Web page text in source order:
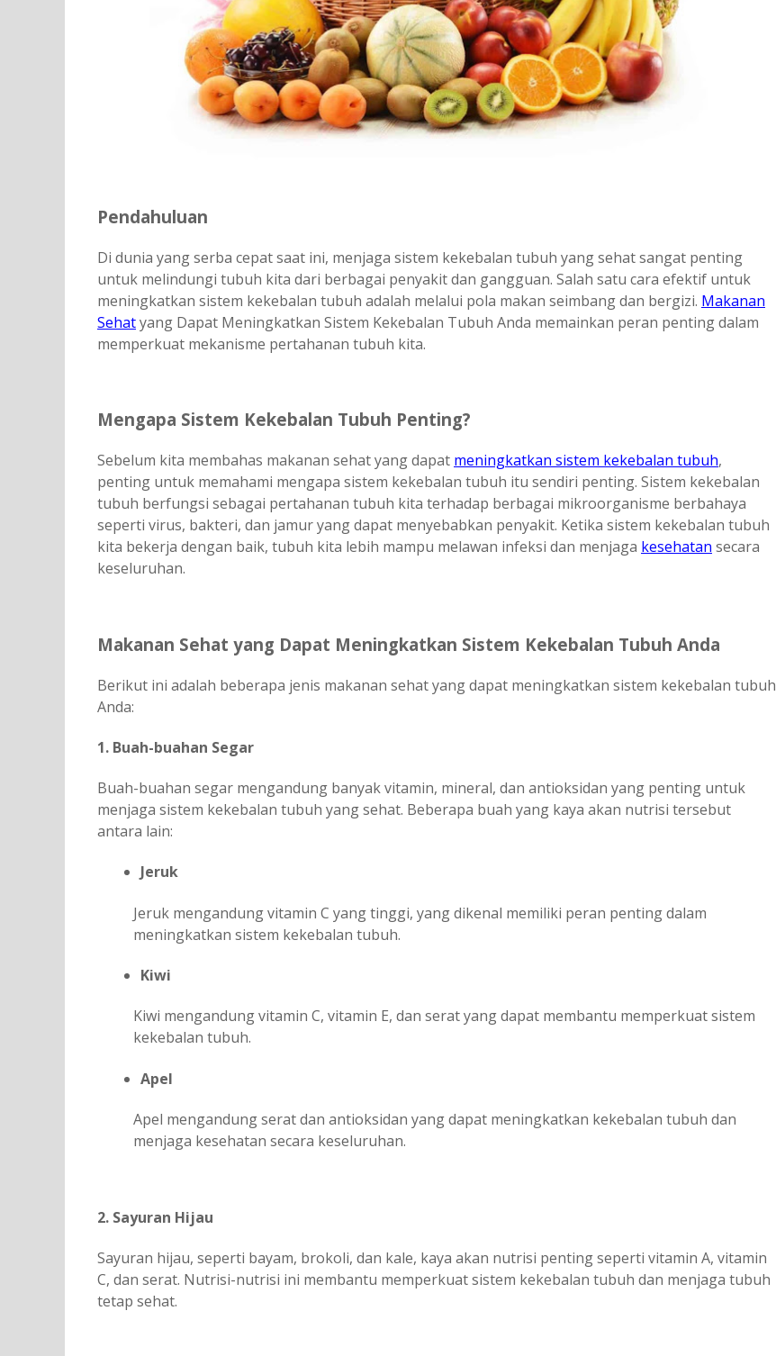
Pendahuluan
Di dunia yang serba cepat saat ini, menjaga sistem kekebalan tubuh yang sehat sangat penting
untuk melindungi tubuh kita dari berbagai penyakit dan gangguan. Salah satu cara efektif untuk
meningkatkan sistem kekebalan tubuh adalah melalui pola makan seimbang dan bergizi. Makanan
Sehatyang Dapat Meningkatkan Sistem Kekebalan Tubuh Anda memainkan peran penting dalam
memperkuat mekanisme pertahanan tubuh kita.
Mengapa Sistem Kekebalan Tubuh Penting?
Sebelum kita membahas makanan sehat yang dapat meningkatkan sistem kekebalan tubuh,
penting untuk memahami mengapa sistem kekebalan tubuh itu sendiri penting. Sistem kekebalan
tubuh berfungsi sebagai pertahanan tubuh kita terhadap berbagai mikroorganisme berbahaya
seperti virus, bakteri, dan jamur yang dapat menyebabkan penyakit. Ketika sistem kekebalan tubuh
kita bekerja dengan baik, tubuh kita lebih mampu melawan infeksi dan menjaga kesehatan secara
keseluruhan.
Makanan Sehat yang Dapat Meningkatkan Sistem Kekebalan Tubuh Anda
Berikut ini adalah beberapa jenis makanan sehat yang dapat meningkatkan sistem kekebalan tubuh
Anda:
1. Buah-buahan Segar
Buah-buahan segar mengandung banyak vitamin, mineral, dan antioksidan yang penting untuk
menjaga sistem kekebalan tubuh yang sehat. Beberapa buah yang kaya akan nutrisi tersebut
antara lain:
Jeruk
Jeruk mengandung vitamin C yang tinggi, yang dikenal memiliki peran penting dalam
meningkatkan sistem kekebalan tubuh.
Kiwi
Kiwi mengandung vitamin C, vitamin E, dan serat yang dapat membantu memperkuat sistem
kekebalan tubuh.
Apel
Apel mengandung serat dan antioksidan yang dapat meningkatkan kekebalan tubuh dan
menjaga kesehatan secara keseluruhan.
2. Sayuran Hijau
Sayuran hijau, seperti bayam, brokoli, dan kale, kaya akan nutrisi penting seperti vitamin A, vitamin
C, dan serat. Nutrisi-nutrisi ini membantu memperkuat sistem kekebalan tubuh dan menjaga tubuh
tetap sehat.